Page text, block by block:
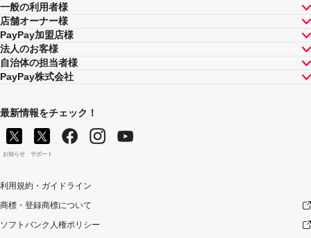
一般の利用者様
店舗オーナー様
PayPay加盟店様
法人のお客様
自治体の担当者様
PayPay株式会社
最新情報をチェック！
お知らせ サポート
利用規約・ガイドライン
商標・登録商標について
ソフトバンク人権ポリシー